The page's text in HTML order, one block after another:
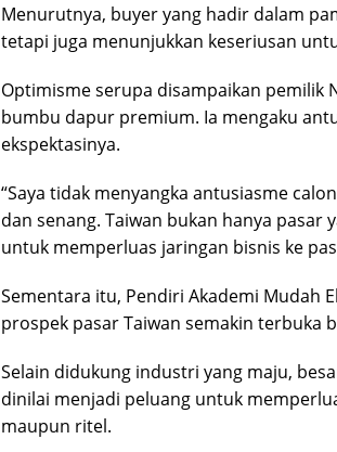
Menurutnya, buyer yang hadir dalam
tetapi juga menunjukkan keseriusan
Optimisme serupa disampaikan pemilik
bumbu dapur premium. Ia mengaku
ekspektasinya.
“Saya tidak menyangka antusiasme
dan senang. Taiwan bukan hanya
untuk memperluas jaringan bisnis ke
Sementara itu, Pendiri Akademi Mudah
prospek pasar Taiwan semakin terbuka
Selain didukung industri yang maju,
dinilai menjadi peluang untuk
maupun ritel.